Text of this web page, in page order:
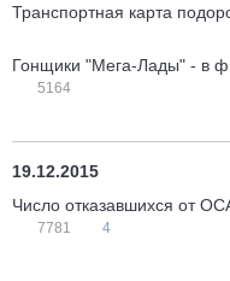
Транспортная карта
Гонщики "Мега-Лады" - в
5164
19.12.2015
Число отказавшихся от
7781 4